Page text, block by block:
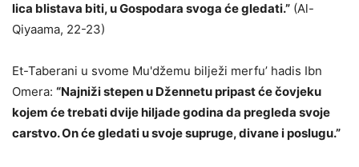
lica blistava biti, u Gospodara svoga će gledati.” (Al-
Qiyaama, 22-23)
Et-Taberani u svome Mu'džemu bilježi merfu’ hadis Ibn
Omera: “Najniži stepen u Džennetu pripast će čovjeku
kojem će trebati dvije hiljade godina da pregleda svoje
carstvo. On će gledati u svoje supruge, divane i poslugu.”